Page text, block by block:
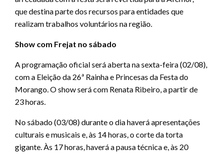
que destina parte dos recursos para entidades que
realizam trabalhos voluntários na região.
Show com Frejat no sábado
A programação oficial será aberta na sexta-feira (02/08),
com a Eleição da 26ª Rainha e Princesas da Festa do
Morango. O show será com Renata Ribeiro, a partir de
23 horas.
No sábado (03/08) durante o dia haverá apresentações
culturais e musicais e, às 14 horas, o corte da torta
gigante. Às 17 horas, haverá a pausa técnica e, às 20